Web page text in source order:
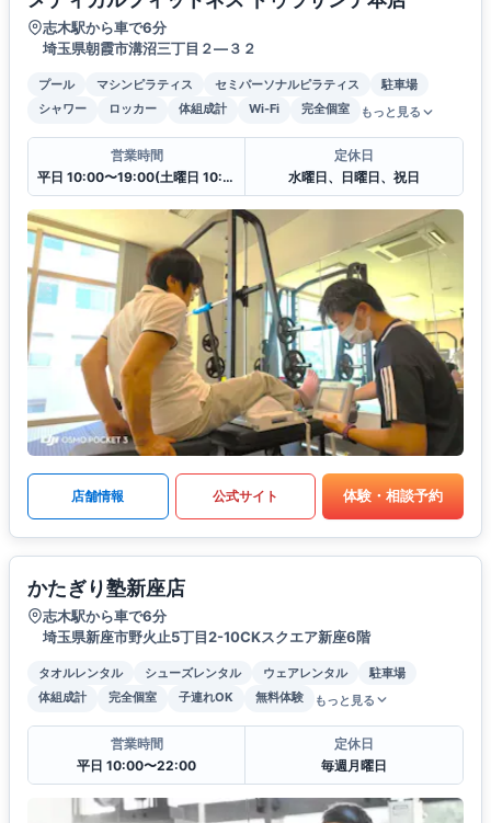
志木駅から車で6分
埼玉県朝霞市溝沼三丁目２―３２
プール マシンピラティス セミパーソナルピラティス
駐車場
シャワー
ロッカー 体組成計 Wi-Fi 完全個室 もっと見る
営業時間
平日 10:00〜19:00(土曜日 10:00〜17:00)
定休日
水曜日、日曜日、祝日
店舗情報 公式サイト 体験・相談予約
かたぎり塾新座店
志木駅から車で6分
埼玉県新座市野火止5丁目2-10CKスクエア新座6階
タオルレンタル シューズレンタル ウェアレンタル
駐車場
体組成計
完全個室 子連れOK 無料体験 もっと見る
営業時間
平日 10:00〜22:00
定休日
毎週月曜日